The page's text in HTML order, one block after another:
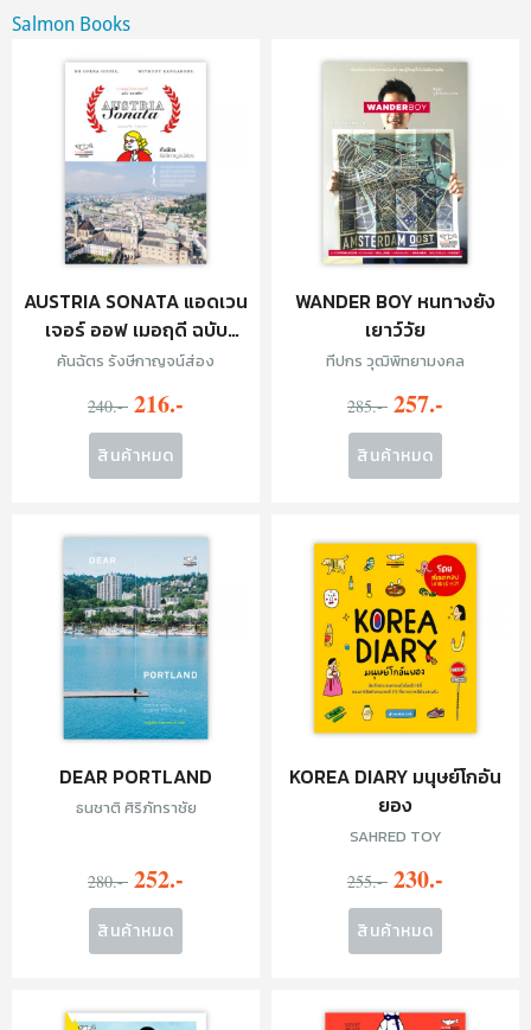
Salmon Books
AUSTRIA SONATA แอดเวน
เจอร์ ออฟ เมอฤดี ฉบับ
คลาสสิก
คันฉัตร รังษีกาญจน์ส่อง
240.- 216.-
สินค้าหมด
WANDER BOY หนทางยัง
เยาว์วัย
ทีปกร วุฒิพิทยามงคล
285.- 257.-
สินค้าหมด
DEAR PORTLAND
ธนชาติ ศิริภัทราชัย
280.- 252.-
สินค้าหมด
KOREA DIARY มนุษย์โกอัน
ยอง
SAHRED TOY
255.- 230.-
สินค้าหมด